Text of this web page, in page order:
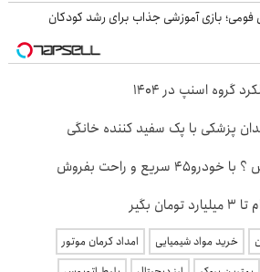
فومی؛ بازی آموزشی جذاب برای رشد کودکان
اسنپ در ۱۴۰۴
پزشکی با پک سفید کننده خانگی
سریع و راحت بفروش
بگیر
خرید مواد شیمیایی
امداد کرمان موتور